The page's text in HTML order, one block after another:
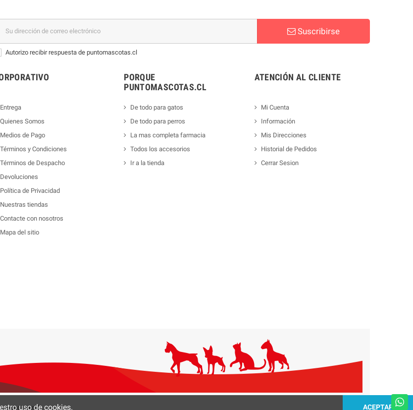
Suscribirse
Autorizo recibir respuesta de puntomascotas.cl
Entrega
Quienes Somos
Medios de Pago
Términos y Condiciones
Términos de Despacho
Devoluciones
Política de Privacidad
Nuestras tiendas
Contacte con nosotros
Mapa del sitio
PORQUE
PUNTOMASCOTAS.CL
De todo para gatos
De todo para perros
La mas completa farmacia
Todos los accesorios
Ir a la tienda
ATENCIÓN AL CLIENTE
Mi Cuenta
Información
Mis Direcciones
Historial de Pedidos
Cerrar Sesion
tecnoinver.cl
uso de cookies. ACEPTAR